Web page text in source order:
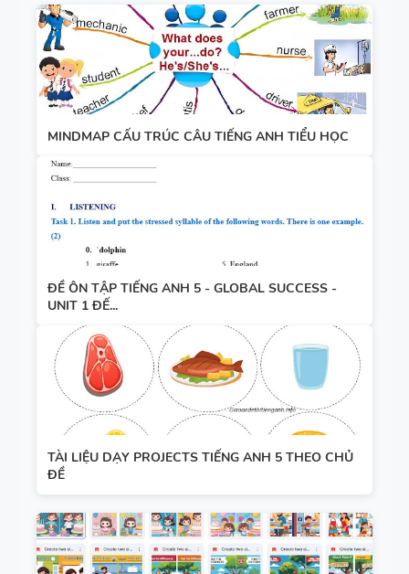
MINDMAP CẤU TRÚC CÂU TIẾNG ANH TIỂU HỌC
ĐỀ ÔN TẬP TIẾNG ANH 5 - GLOBAL SUCCESS -
UNIT 1 ĐẾ...
TÀI LIỆU DẠY PROJECTS TIẾNG ANH 5 THEO CHỦ
ĐỀ